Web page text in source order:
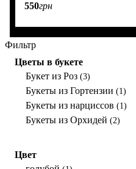
550грн
Фильтр
Цветы в букете
Букет из Роз (3)
Букеты из Гортензии (1)
Букеты из нарциссов (1)
Букеты из Орхидей (2)
Цвет